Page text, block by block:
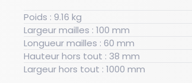
Poids : 9.16 kg
Largeur mailles : 100 mm
Longueur mailles : 60 mm
Hauteur hors tout : 38 mm
Largeur hors tout : 1000 mm